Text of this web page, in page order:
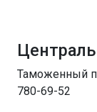
Таможенный
780-69-52